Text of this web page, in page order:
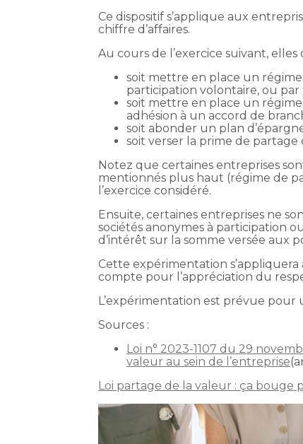
Ce dispositif s’applique aux
chiffre d’affaires.
Au cours de l’exercice suivant, elles
soit mettre en place un
participation volontaire, ou par
soit mettre en place un
adhésion à un accord de
soit abonder un plan
soit verser la prime de partage
Notez que certaines entreprises
mentionnés plus haut (régime de
l’exercice considéré.
Ensuite, certaines entreprises ne
sociétés anonymes à participation
d’intérêt sur la somme versée aux
Cette expérimentation
compte pour l’appréciation du
L’expérimentation est prévue
Sources :
Loi n° 2023-1107 du 29
valeur au sein de l’entreprise
Loi partage de la valeur : ça bouge